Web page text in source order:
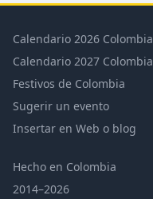
Calendario 2026 Colombia
Calendario 2027 Colombia
Festivos de Colombia
Sugerir un evento
Insertar en Web o blog
Hecho en Colombia
2014–2026